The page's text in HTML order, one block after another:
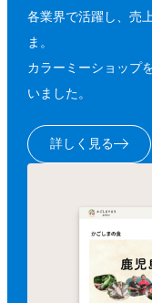
各業界で活躍し、売
ま。
カラーミーショップ
いました。
詳しく見る